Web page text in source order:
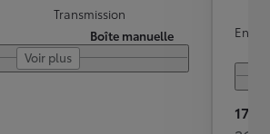
Transmission
Boîte manuelle
Voir plus
17